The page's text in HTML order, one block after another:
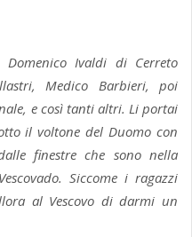
Ivaldi di Cerreto
Medico Barbieri, poi
e così tanti altri. Li portai
il voltone del Duomo con
finestre che sono nella
Siccome i ragazzi
al Vescovo di darmi un